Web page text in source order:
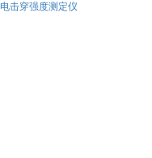
电击穿强度测定仪